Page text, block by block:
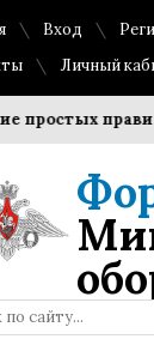
Вход
Личный
простых